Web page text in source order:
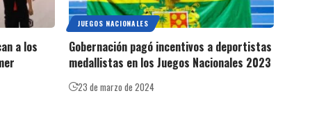
a los
JUEGOS NACIONALES
Gobernación pagó incentivos a deportistas
medallistas en los Juegos Nacionales 2023
23 de marzo de 2024